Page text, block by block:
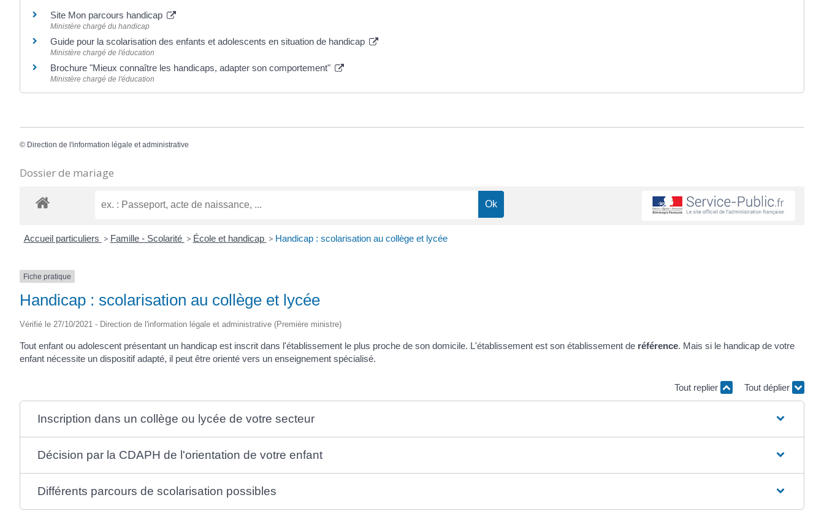
Site Mon parcours handicap
Ministère chargé du handicap
Guide pour la scolarisation des enfants et adolescents en situation de handicap
Ministère chargé de l'éducation
Brochure "Mieux connaître les handicaps, adapter son comportement"
Ministère chargé de l'éducation
© Direction de l'information légale et administrative
Dossier de mariage
Accueil particuliers > Famille - Scolarité > École et handicap > Handicap : scolarisation au collège et lycée
Fiche pratique
Handicap : scolarisation au collège et lycée
Vérifié le 27/10/2021 - Direction de l'information légale et administrative (Première ministre)
Tout enfant ou adolescent présentant un handicap est inscrit dans l'établissement le plus proche de son domicile. L'établissement est son établissement de référence. Mais si le handicap de votre
enfant nécessite un dispositif adapté, il peut être orienté vers un enseignement spécialisé.
Tout replier Tout déplier
Inscription dans un collège ou lycée de votre secteur
Décision par la CDAPH de l'orientation de votre enfant
Différents parcours de scolarisation possibles